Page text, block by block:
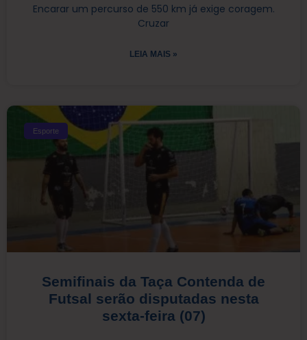
Encarar um percurso de 550 km já exige coragem.
Cruzar
LEIA MAIS »
Esporte
Semifinais da Taça Contenda de
Futsal serão disputadas nesta
sexta-feira (07)